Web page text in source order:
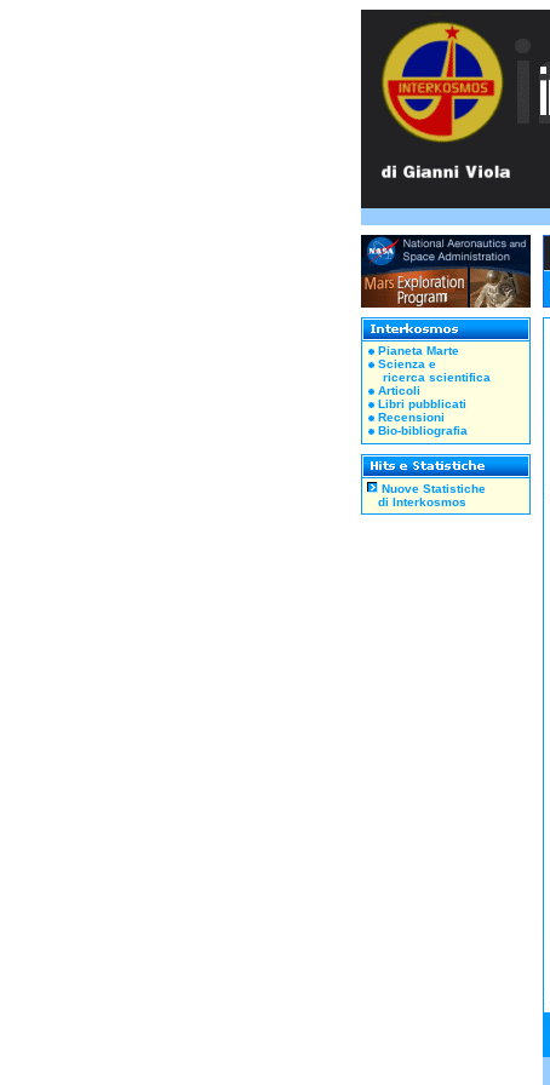
Pianeta Marte
Scienza e
ricerca scientifica
Articoli
Libri pubblicati
Recensioni
Bio-bibliografia
Nuove Statistiche
di Interkosmos